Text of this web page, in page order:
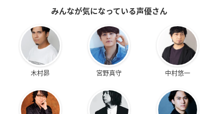
みんなが気になっている声優さん
木村昴 宮野真守 中村悠一